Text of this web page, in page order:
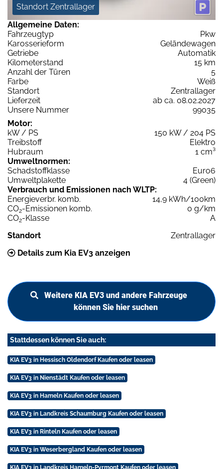
Standort Zentrallager
Allgemeine Daten:
Fahrzeugtyp
Pkw
Karosserieform
Geländewagen
Getriebe
Automatik
Kilometerstand
15 km
Anzahl der Türen
5
Farbe
Weiß
Standort
Zentrallager
Lieferzeit
ab ca. 08.02.2027
Unsere Nummer
99035
Motor:
kW / PS
150 kW / 204 PS
Treibstoff
Elektro
Hubraum
1 cm³
Umweltnormen:
Schadstoffklasse
Euro6
Umweltplakette
4 (Green)
Verbrauch und Emissionen nach WLTP:
Energieverbr. komb.
14,9 kWh/100km
CO2-Emissionen komb.
0 g/km
CO2-Klasse
A
Standort
Zentrallager
Details zum Kia EV3 anzeigen
Weitere KIA EV3 und andere Fahrzeuge
können Sie hier suchen
Stattdessen können Sie auch:
KIA EV3 in Hessisch Oldendorf Kaufen oder leasen
KIA EV3 in Nienstädt Kaufen oder leasen
KIA EV3 in Hameln Kaufen oder leasen
KIA EV3 in Landkreis Schaumburg Kaufen oder leasen
KIA EV3 in Rinteln Kaufen oder leasen
KIA EV3 in Weserbergland Kaufen oder leasen
KIA EV3 in Landkreis Hameln-Pyrmont Kaufen oder leasen